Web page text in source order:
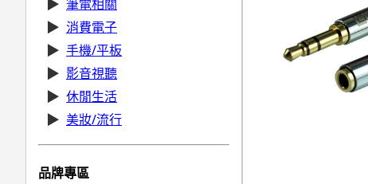
▶ 筆電相關
▶ 消費電子
▶ 手機/平板
▶ 影音視聽
▶ 休閒生活
▶ 美妝/流行
品牌專區